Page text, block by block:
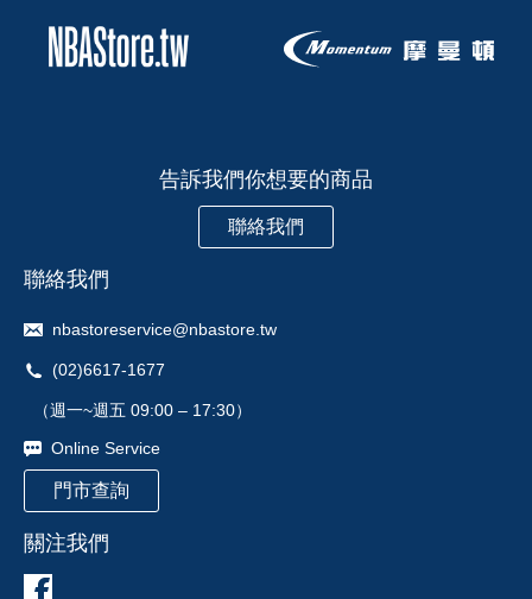
告訴我們你想要的商品
聯絡我們
聯絡我們
nbastoreservice@nbastore.tw
(02)6617-1677
（週一~週五 09:00 – 17:30）
Online Service
門市查詢
關注我們